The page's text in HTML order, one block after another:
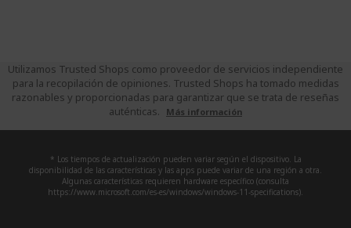
Utilizamos Trusted Shops como proveedor de servicios independiente
para la recopilación de opiniones. Trusted Shops ha tomado medidas
razonables y proporcionadas para garantizar que se trata de reseñas
auténticas.
Más información
* Los tiempos de actualización pueden variar según el dispositivo. La
disponibilidad de las características y las apps puede variar de una región a otra.
Algunas características requieren hardware específico (consulta
https://www.microsoft.com/es-es/windows/windows-11-specifications).